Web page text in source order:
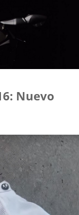
Nuevo